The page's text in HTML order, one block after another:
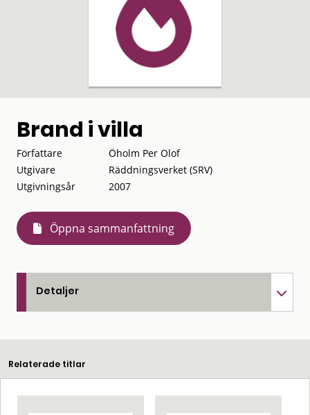
Brand i villa
Författare
Öholm Per Olof
Utgivare
Räddningsverket (SRV)
Utgivningsår
2007
Öppna sammanfattning
Detaljer
Relaterade titlar